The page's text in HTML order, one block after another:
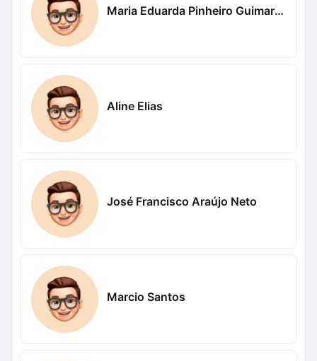
Maria Eduarda Pinheiro Guimaraes
Aline Elias
José Francisco Araújo Neto
Marcio Santos